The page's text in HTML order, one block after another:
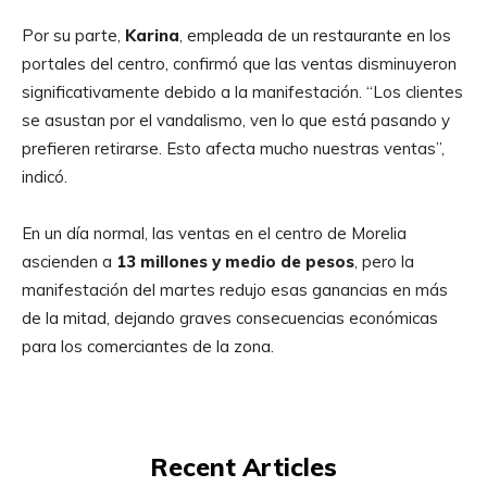
Por su parte, Karina , empleada de un restaurante en los
portales del centro, confirmó que las ventas disminuyeron
significativamente debido a la manifestación. “Los clientes
se asustan por el vandalismo, ven lo que está pasando y
prefieren retirarse. Esto afecta mucho nuestras ventas”,
indicó.
En un día normal, las ventas en el centro de Morelia
ascienden a 13 millones y medio de pesos , pero la
manifestación del martes redujo esas ganancias en más
de la mitad, dejando graves consecuencias económicas
para los comerciantes de la zona.
Recent Articles